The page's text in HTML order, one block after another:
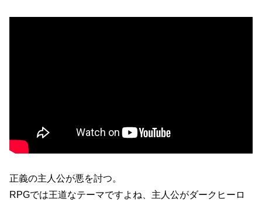
正義の主人公が悪を討つ。
RPGでは王道なテーマですよね、主人公がダークヒーロ